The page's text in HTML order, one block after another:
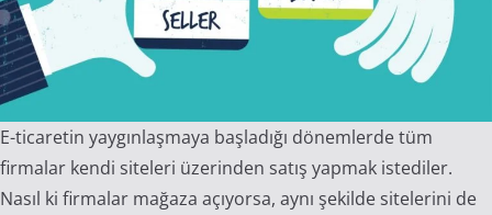
E-ticaretin yaygınlaşmaya başladığı dönemlerde tüm
firmalar kendi siteleri üzerinden satış yapmak istediler.
Nasıl ki firmalar mağaza açıyorsa, aynı şekilde sitelerini de